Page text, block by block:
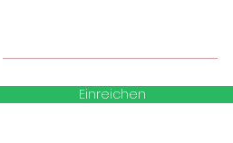
Einreichen